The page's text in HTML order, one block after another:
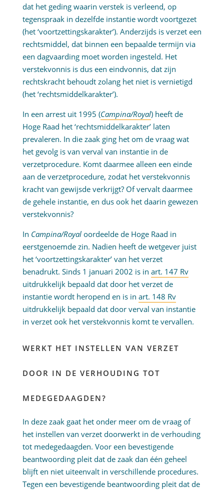
dat het geding waarin verstek is verleend, op
tegenspraak in dezelfde instantie wordt voortgezet
(het ‘voortzettingskarakter’). Anderzijds is verzet een
rechtsmiddel, dat binnen een bepaalde termijn via
een dagvaarding moet worden ingesteld. Het
verstekvonnis is dus een eindvonnis, dat zijn
rechtskracht behoudt zolang het niet is vernietigd
(het ‘rechtsmiddelkarakter’).
In een arrest uit 1995 (Campina/Royal) heeft de
Hoge Raad het ‘rechtsmiddelkarakter’ laten
prevaleren. In die zaak ging het om de vraag wat
het gevolg is van verval van instantie in de
verzetprocedure. Komt daarmee alleen een einde
aan de verzetprocedure, zodat het verstekvonnis
kracht van gewijsde verkrijgt? Of vervalt daarmee
de gehele instantie, en dus ook het daarin gewezen
verstekvonnis?
In Campina/Royal oordeelde de Hoge Raad in
eerstgenoemde zin. Nadien heeft de wetgever juist
het ‘voortzettingskarakter’ van het verzet
benadrukt. Sinds 1 januari 2002 is in art. 147 Rv
uitdrukkelijk bepaald dat door het verzet de
instantie wordt heropend en is in art. 148 Rv
uitdrukkelijk bepaald dat door verval van instantie
in verzet ook het verstekvonnis komt te vervallen.
WERKT HET INSTELLEN VAN VERZET
DOOR IN DE VERHOUDING TOT
MEDEGEDAAGDEN?
In deze zaak gaat het onder meer om de vraag of
het instellen van verzet doorwerkt in de verhouding
tot medegedaagden. Voor een bevestigende
beantwoording pleit dat de zaak dan één geheel
blijft en niet uiteenvalt in verschillende procedures.
Tegen een bevestigende beantwoording pleit dat de